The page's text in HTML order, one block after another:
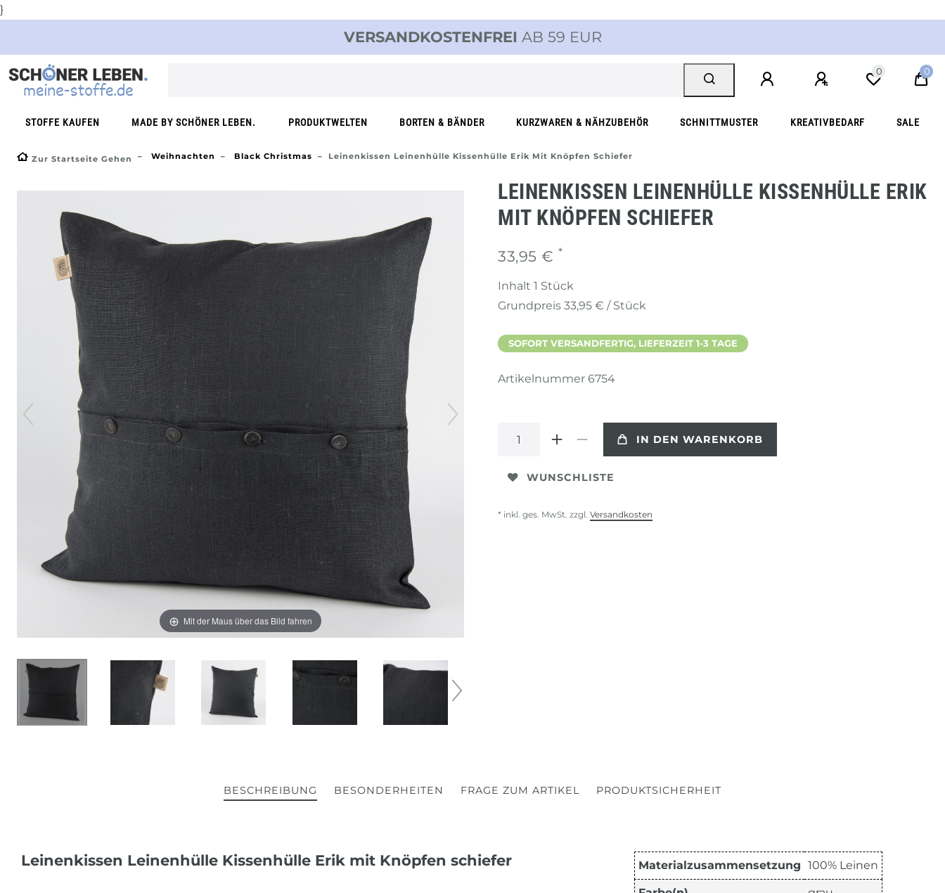
}
VERSANDKOSTENFREI AB 59 EUR
0 0
STOFFE KAUFEN MADE BY SCHÖNER LEBEN. PRODUKTWELTEN BORTEN & BÄNDER KURZWAREN & NÄHZUBEHÖR SCHNITTMUSTER KREATIVBEDARF SALE
Zur Startseite Gehen Weihnachten Black Christmas Leinenkissen Leinenhülle Kissenhülle Erik Mit Knöpfen Schiefer
Mit der Maus über das Bild fahren
LEINENKISSEN LEINENHÜLLE KISSENHÜLLE ERIK
MIT KNÖPFEN SCHIEFER
33,95 € *
Inhalt 1 Stück
Grundpreis 33,95 € / Stück
SOFORT VERSANDFERTIG, LIEFERZEIT 1-3 TAGE
Artikelnummer 6754
IN DEN WARENKORB
WUNSCHLISTE
* inkl. ges. MwSt. zzgl. Versandkosten
BESCHREIBUNG BESONDERHEITEN FRAGE ZUM ARTIKEL PRODUKTSICHERHEIT
Leinenkissen Leinenhülle Kissenhülle Erik mit Knöpfen schiefer Materialzusammensetzung 100% Leinen